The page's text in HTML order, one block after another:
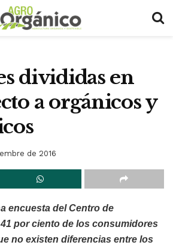
divididas en
a orgánicos y
de 2016
encuesta del Centro de
por ciento de los consumidores
no existen diferencias entre los